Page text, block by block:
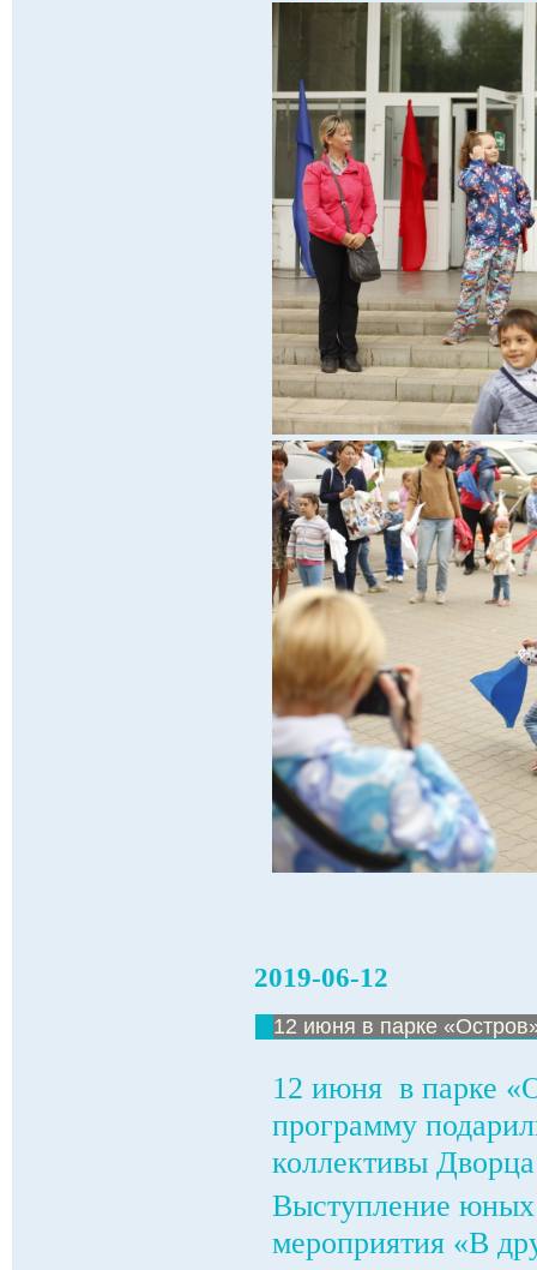
2019-06-12
12 июня в парке
12 июня в парке
программу
коллективы
Выступление юных
мероприятия «В